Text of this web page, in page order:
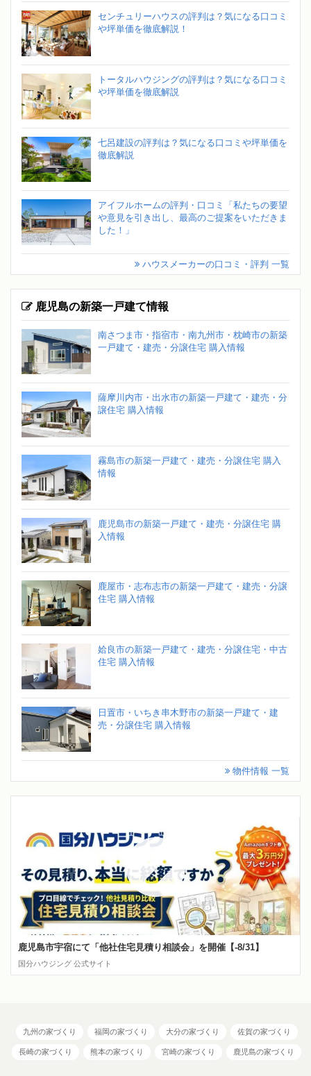
センチュリーハウスの評判は？気になる口コミ
や坪単価を徹底解説！
トータルハウジングの評判は？気になる口コミ
や坪単価を徹底解説
七呂建設の評判は？気になる口コミや坪単価を
徹底解説
アイフルホームの評判・口コミ「私たちの要望
や意見を引き出し、最高のご提案をいただきま
した！」
ハウスメーカーの口コミ・評判 一覧
鹿児島の新築一戸建て情報
南さつま市・指宿市・南九州市・枕崎市の新築
一戸建て・建売・分譲住宅 購入情報
薩摩川内市・出水市の新築一戸建て・建売・分
譲住宅 購入情報
霧島市の新築一戸建て・建売・分譲住宅 購入
情報
鹿児島市の新築一戸建て・建売・分譲住宅 購
入情報
鹿屋市・志布志市の新築一戸建て・建売・分譲
住宅 購入情報
姶良市の新築一戸建て・建売・分譲住宅・中古
住宅 購入情報
日置市・いちき串木野市の新築一戸建て・建
売・分譲住宅 購入情報
物件情報 一覧
鹿児島市宇宿にて「他社住宅見積り相談会」を開催【-8/31】
国分ハウジング 公式サイト
九州の家づくり 福岡の家づくり 大分の家づくり 佐賀の家づくり
長崎の家づくり 熊本の家づくり 宮崎の家づくり 鹿児島の家づくり